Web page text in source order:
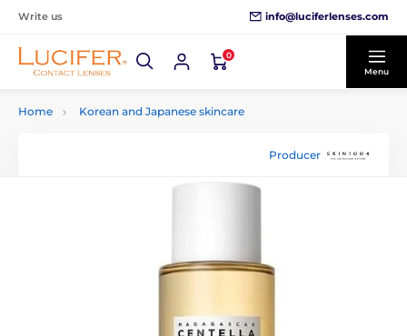
Write us info@luciferlenses.com
0
Menu
Home Korean and Japanese skincare
Producer